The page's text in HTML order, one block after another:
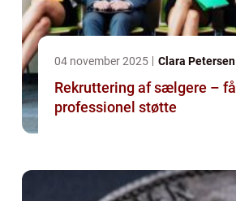
04 november 2025 Clara Petersen
Rekruttering af sælgere – få
professionel støtte